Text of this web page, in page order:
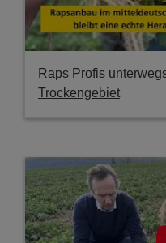
Raps Profis
Trockengebiet